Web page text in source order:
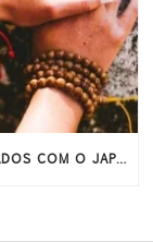
PRINCIPAIS CUIDADOS COM O JAPAMALA PARA ELE DURAR MAIS